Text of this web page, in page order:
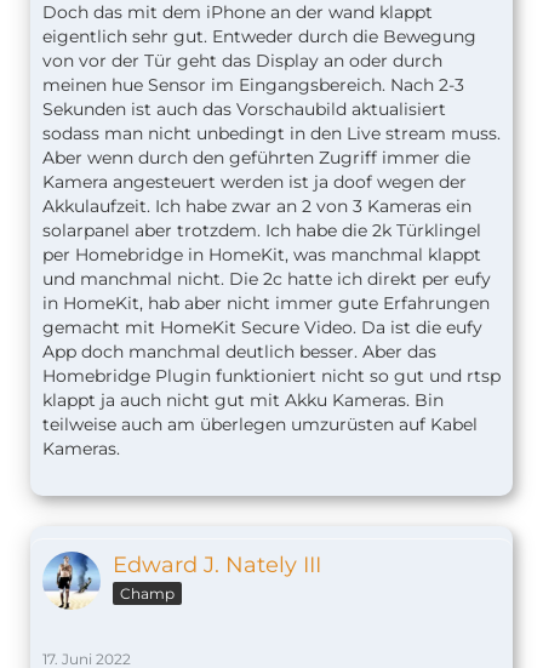
Doch das mit dem iPhone an der wand klappt
eigentlich sehr gut. Entweder durch die Bewegung
von vor der Tür geht das Display an oder durch
meinen hue Sensor im Eingangsbereich. Nach 2-3
Sekunden ist auch das Vorschaubild aktualisiert
sodass man nicht unbedingt in den Live stream muss.
Aber wenn durch den geführten Zugriff immer die
Kamera angesteuert werden ist ja doof wegen der
Akkulaufzeit. Ich habe zwar an 2 von 3 Kameras ein
solarpanel aber trotzdem. Ich habe die 2k Türklingel
per Homebridge in HomeKit, was manchmal klappt
und manchmal nicht. Die 2c hatte ich direkt per eufy
in HomeKit, hab aber nicht immer gute Erfahrungen
gemacht mit HomeKit Secure Video. Da ist die eufy
App doch manchmal deutlich besser. Aber das
Homebridge Plugin funktioniert nicht so gut und rtsp
klappt ja auch nicht gut mit Akku Kameras. Bin
teilweise auch am überlegen umzurüsten auf Kabel
Kameras.
Edward J. Nately III
Champ
17. Juni 2022